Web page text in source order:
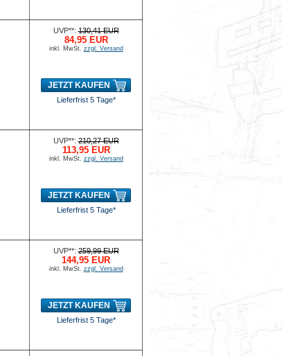
UVP**:130,41 EUR
84,95 EUR
inkl. MwSt. zzgl. Versand
JETZT KAUFEN
Lieferfrist 5 Tage*
UVP**:210,27 EUR
113,95 EUR
inkl. MwSt. zzgl. Versand
JETZT KAUFEN
Lieferfrist 5 Tage*
UVP**:259,99 EUR
144,95 EUR
inkl. MwSt. zzgl. Versand
JETZT KAUFEN
Lieferfrist 5 Tage*